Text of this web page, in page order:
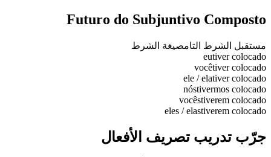
Futuro do Subjuntivo Composto
مستقبل الشرط التامصيغة الشرط
eutiver colocado
vocêtiver colocado
ele / elativer colocado
nóstivermos colocado
vocêstiverem colocado
eles / elastiverem colocado
جرّب تدريب تصريف الأفعال